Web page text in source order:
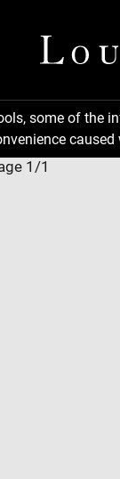
some of